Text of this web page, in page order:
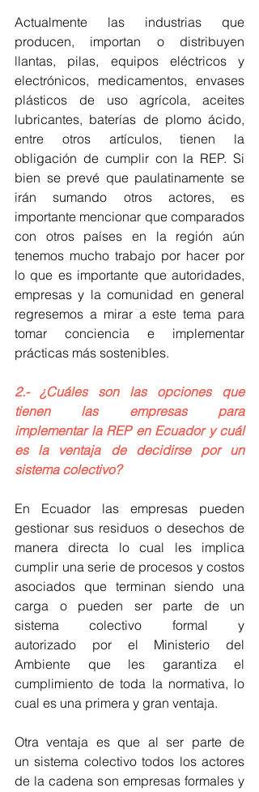
Actualmente las industrias que
producen, importan o distribuyen
llantas, pilas, equipos eléctricos y
electrónicos, medicamentos, envases
plásticos de uso agrícola, aceites
lubricantes, baterías de plomo ácido,
entre otros artículos, tienen la
obligación de cumplir con la REP. Si
bien se prevé que paulatinamente se
irán sumando otros actores, es
importante mencionar que comparados
con otros países en la región aún
tenemos mucho trabajo por hacer por
lo que es importante que autoridades,
empresas y la comunidad en general
regresemos a mirar a este tema para
tomar conciencia e implementar
prácticas más sostenibles.
2.- ¿Cuáles son las opciones que
tienen las empresas para
implementar la REP en Ecuador y cuál
es la ventaja de decidirse por un
sistema colectivo?
En Ecuador las empresas pueden
gestionar sus residuos o desechos de
manera directa lo cual les implica
cumplir una serie de procesos y costos
asociados que terminan siendo una
carga o pueden ser parte de un
sistema colectivo formal y
autorizado por el Ministerio del
Ambiente que les garantiza el
cumplimiento de toda la normativa, lo
cual es una primera y gran ventaja.
Otra ventaja es que al ser parte de
un sistema colectivo todos los actores
de la cadena son empresas formales y